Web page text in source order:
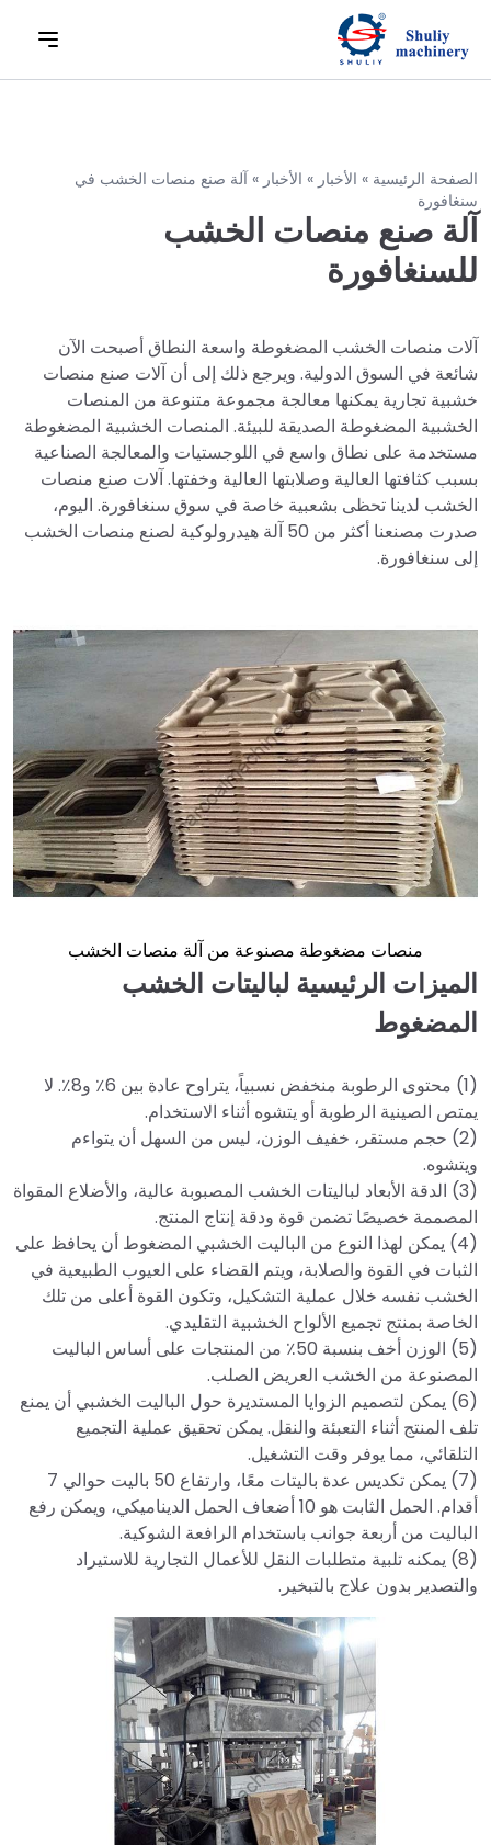
الصفحة الرئيسية » الأخبار » الأخبار » آلة صنع منصات الخشب في
سنغافورة
آلة صنع منصات الخشب
للسنغافورة
آلات منصات الخشب المضغوطة واسعة النطاق أصبحت الآن
شائعة في السوق الدولية. ويرجع ذلك إلى أن آلات صنع منصات
خشبية تجارية يمكنها معالجة مجموعة متنوعة من المنصات
الخشبية المضغوطة الصديقة للبيئة. المنصات الخشبية المضغوطة
مستخدمة على نطاق واسع في اللوجستيات والمعالجة الصناعية
بسبب كثافتها العالية وصلابتها العالية وخفتها. آلات صنع منصات
الخشب لدينا تحظى بشعبية خاصة في سوق سنغافورة. اليوم،
صدرت مصنعنا أكثر من 50 آلة هيدرولوكية لصنع منصات الخشب
إلى سنغافورة.
منصات مضغوطة مصنوعة من آلة منصات الخشب
الميزات الرئيسية لباليتات الخشب
المضغوط
(1) محتوى الرطوبة منخفض نسبياً، يتراوح عادة بين 6٪ و8٪. لا
يمتص الصينية الرطوبة أو يتشوه أثناء الاستخدام.
(2) حجم مستقر، خفيف الوزن، ليس من السهل أن يتواءم
ويتشوه.
(3) الدقة الأبعاد لباليتات الخشب المصبوبة عالية، والأضلاع المقواة
المصممة خصيصًا تضمن قوة ودقة إنتاج المنتج.
(4) يمكن لهذا النوع من الباليت الخشبي المضغوط أن يحافظ على
الثبات في القوة والصلابة، ويتم القضاء على العيوب الطبيعية في
الخشب نفسه خلال عملية التشكيل، وتكون القوة أعلى من تلك
الخاصة بمنتج تجميع الألواح الخشبية التقليدي.
(5) الوزن أخف بنسبة 50٪ من المنتجات على أساس الباليت
المصنوعة من الخشب العريض الصلب.
(6) يمكن لتصميم الزوايا المستديرة حول الباليت الخشبي أن يمنع
تلف المنتج أثناء التعبئة والنقل. يمكن تحقيق عملية التجميع
التلقائي، مما يوفر وقت التشغيل.
(7) يمكن تكديس عدة باليتات معًا، وارتفاع 50 باليت حوالي 7
أقدام. الحمل الثابت هو 10 أضعاف الحمل الديناميكي، ويمكن رفع
الباليت من أربعة جوانب باستخدام الرافعة الشوكية.
(8) يمكنه تلبية متطلبات النقل للأعمال التجارية للاستيراد
والتصدير بدون علاج بالتبخير.